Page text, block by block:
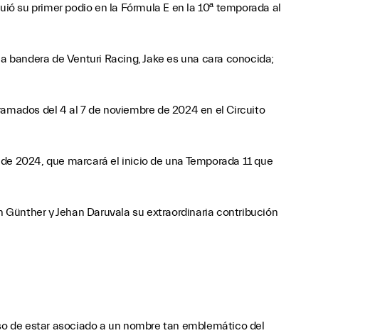
su primer podio en la Fórmula E en la 10ª temporada al
de Venturi Racing, Jake es una cara conocida;
del 4 al 7 de noviembre de 2024 en el Circuito
2024, que marcará el inicio de una Temporada 11 que
y Jehan Daruvala su extraordinaria contribución
de estar asociado a un nombre tan emblemático del